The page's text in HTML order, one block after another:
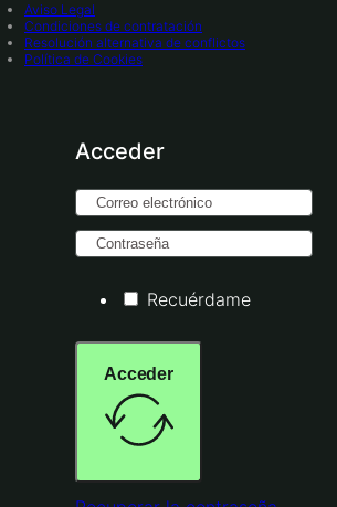
Aviso Legal
Condiciones de contratación
Resolución alternativa de conflictos
Política de Cookies
Acceder
Recuérdame
Acceder